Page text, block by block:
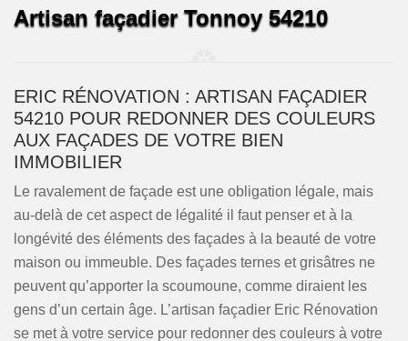
Artisan façadier Tonnoy 54210
ERIC RÉNOVATION : ARTISAN FAÇADIER
54210 POUR REDONNER DES COULEURS
AUX FAÇADES DE VOTRE BIEN
IMMOBILIER
Le ravalement de façade est une obligation légale, mais
au-delà de cet aspect de légalité il faut penser et à la
longévité des éléments des façades à la beauté de votre
maison ou immeuble. Des façades ternes et grisâtres ne
peuvent qu’apporter la scoumoune, comme diraient les
gens d’un certain âge. L’artisan façadier Eric Rénovation
se met à votre service pour redonner des couleurs à votre